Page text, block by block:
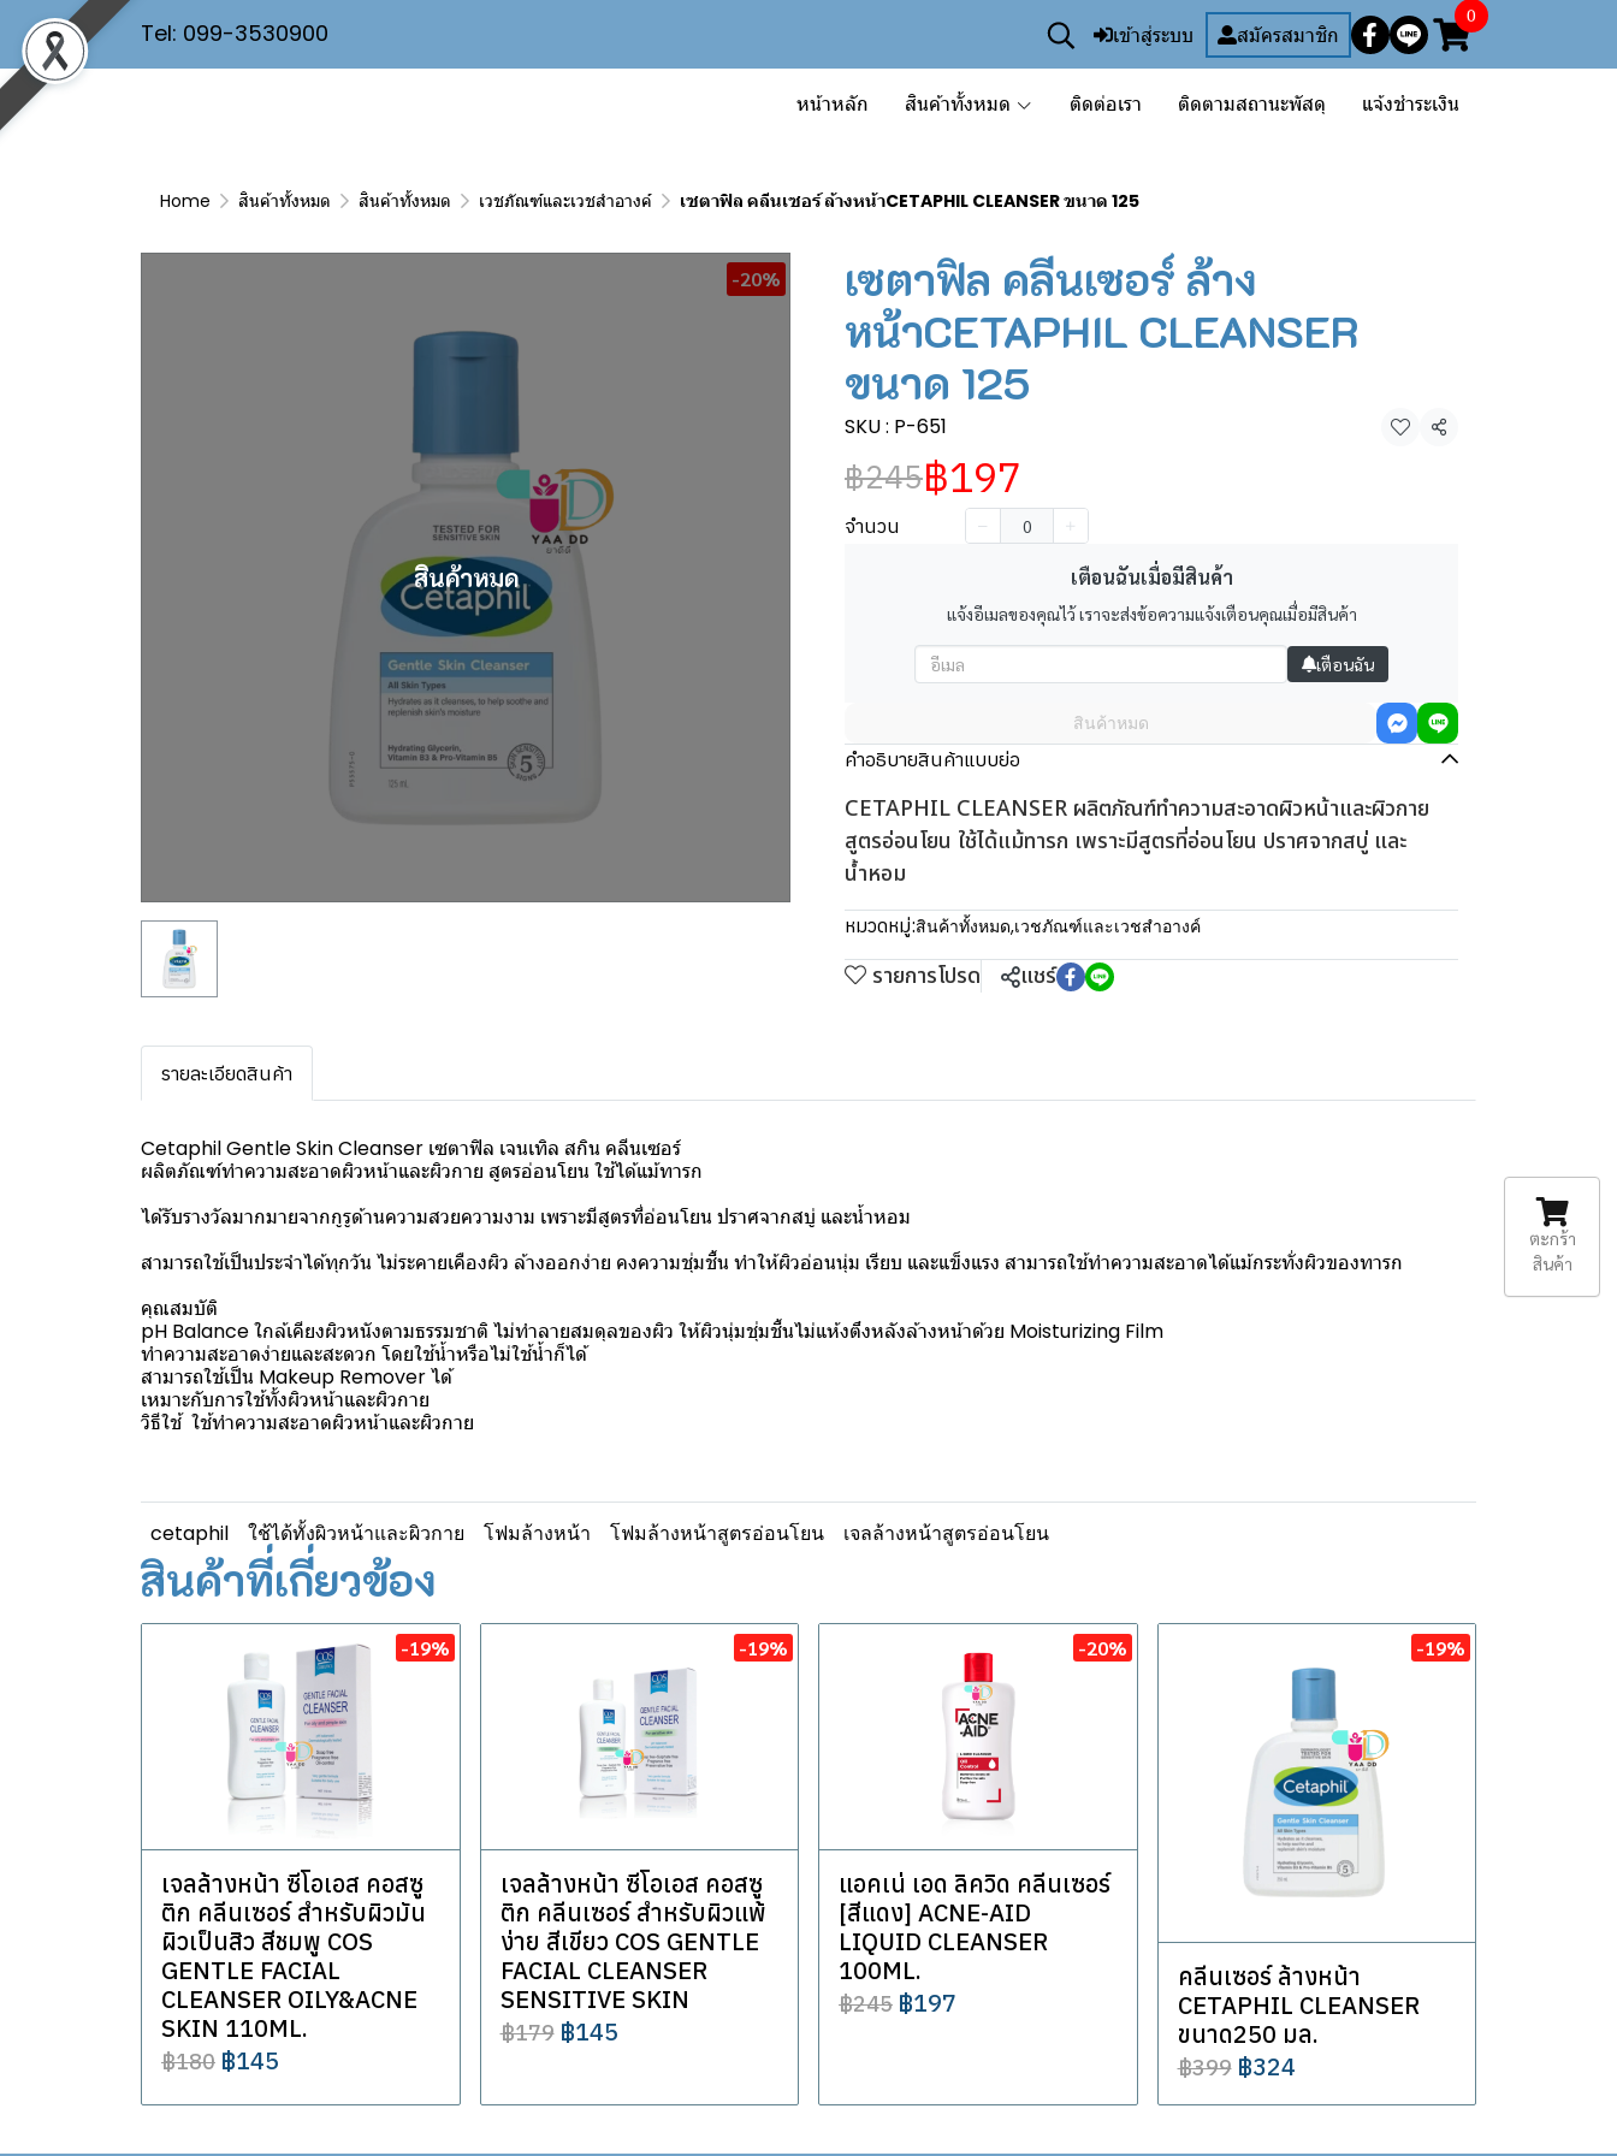
Tel: 099-3530900 เข้าสู่ระบบ สมัครสมาชิก
0
หน้าหลัก สินค้าทั้งหมด ติดต่อเรา ติดตามสถานะพัสดุ แจ้งชำระเงิน
Home สินค้าทั้งหมด สินค้าทั้งหมด เวชภัณฑ์และเวชสำอางค์ เซตาฟิล คลีนเซอร์ ล้างหน้าCETAPHIL CLEANSER ขนาด 125
-20%
สินค้าหมด
เซตาฟิล คลีนเซอร์ ล้าง
หน้าCETAPHIL CLEANSER
ขนาด 125
SKU : P-651 แชร์
฿245฿197
จำนวน
เตือนฉันเมื่อมีสินค้า
แจ้งอีเมลของคุณไว้ เราจะส่งข้อความแจ้งเตือนคุณเมื่อมีสินค้า
เตือนฉัน
สินค้าหมด
คำอธิบายสินค้าแบบย่อ
CETAPHIL CLEANSER ผลิตภัณฑ์ทำความสะอาดผิวหน้าและผิวกาย
สูตรอ่อนโยน ใช้ได้แม้ทารก เพราะมีสูตรที่อ่อนโยน ปราศจากสบู่ และ
น้ำหอม
หมวดหมู่:สินค้าทั้งหมด,เวชภัณฑ์และเวชสำอางค์
รายการโปรด แชร์
รายละเอียดสินค้า
Cetaphil Gentle Skin Cleanser เซตาฟิล เจนเทิล สกิน คลีนเซอร์
ผลิตภัณฑ์ทำความสะอาดผิวหน้าและผิวกาย สูตรอ่อนโยน ใช้ได้แม้ทารก
ได้รับรางวัลมากมายจากกูรูด้านความสวยความงาม เพราะมีสูตรที่อ่อนโยน ปราศจากสบู่ และน้ำหอม
สามารถใช้เป็นประจำได้ทุกวัน ไม่ระคายเคืองผิว ล้างออกง่าย คงความชุ่มชื้น ทำให้ผิวอ่อนนุ่ม เรียบ และแข็งแรง สามารถใช้ทำความสะอาดได้แม้กระทั่งผิวของทารก
คุณสมบัติ
pH Balance ใกล้เคียงผิวหนังตามธรรมชาติ ไม่ทำลายสมดุลของผิว ให้ผิวนุ่มชุ่มชื้นไม่แห้งตึงหลังล้างหน้าด้วย Moisturizing Film
ทำความสะอาดง่ายและสะดวก โดยใช้น้ำหรือไม่ใช้น้ำก็ได้
สามารถใช้เป็น Makeup Remover ได้
เหมาะกับการใช้ทั้งผิวหน้าและผิวกาย
วิธีใช้ ใช้ทำความสะอาดผิวหน้าและผิวกาย
cetaphil ใช้ได้ทั้งผิวหน้าและผิวกาย โฟมล้างหน้า โฟมล้างหน้าสูตรอ่อนโยน เจลล้างหน้าสูตรอ่อนโยน
สินค้าที่เกี่ยวข้อง
-19%
เจลล้างหน้า ซีโอเอส คอสซู
ติก คลีนเซอร์ สำหรับผิวมัน
ผิวเป็นสิว สีชมพู COS
GENTLE FACIAL
CLEANSER OILY&ACNE
SKIN 110ML.
฿180 ฿145
-19%
เจลล้างหน้า ซีโอเอส คอสซู
ติก คลีนเซอร์ สำหรับผิวแพ้
ง่าย สีเขียว COS GENTLE
FACIAL CLEANSER
SENSITIVE SKIN
฿179 ฿145
-20%
แอคเน่ เอด ลิควิด คลีนเซอร์
[สีแดง] ACNE-AID
LIQUID CLEANSER
100ML.
฿245 ฿197
-19%
คลีนเซอร์ ล้างหน้า
CETAPHIL CLEANSER
ขนาด250 มล.
฿399 ฿324
ตะกร้า
สินค้า